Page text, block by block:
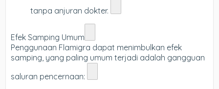
tanpa anjuran dokter.
Efek Samping Umum
Penggunaan Flamigra dapat menimbulkan efek
samping, yang paling umum terjadi adalah gangguan
saluran pencernaan: